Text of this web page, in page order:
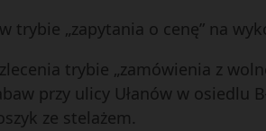
trybie „zapytania o cenę” na
trybie „zamówienia z
przy ulicy Ułanów w osiedlu
ze stelażem.